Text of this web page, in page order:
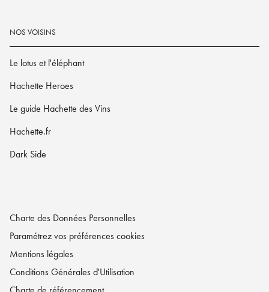
NOS VOISINS
Le lotus et l'éléphant
Hachette Heroes
Le guide Hachette des Vins
Hachette.fr
Dark Side
Charte des Données Personnelles
Paramétrez vos préférences cookies
Mentions légales
Conditions Générales d'Utilisation